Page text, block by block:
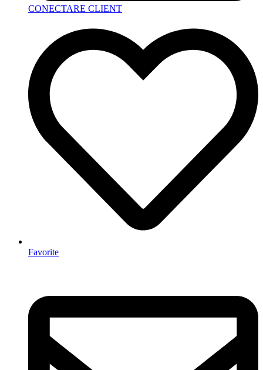
CONECTARE CLIENT
Favorite